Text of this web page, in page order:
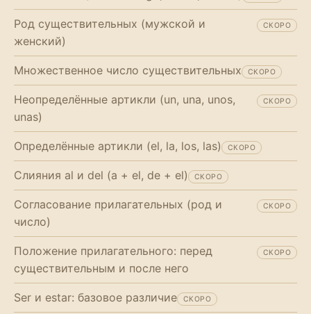
Род существительных (мужской и
женский)
СКОРО
Множественное число существительных СКОРО
Неопределённые артикли (un, una, unos,
unas)
СКОРО
Определённые артикли (el, la, los, las) СКОРО
Слияния al и del (a + el, de + el) СКОРО
Согласование прилагательных (род и
число)
СКОРО
Положение прилагательного: перед
существительным и после него
СКОРО
Ser и estar: базовое различие СКОРО